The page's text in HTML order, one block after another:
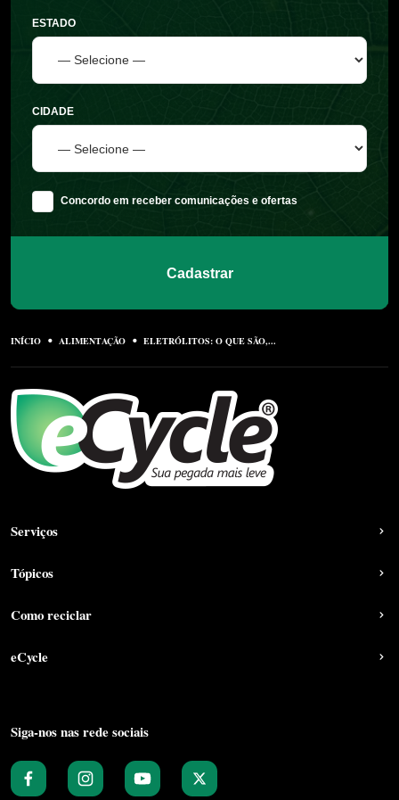
ESTADO
CIDADE
Concordo em receber comunicações e ofertas
Cadastrar
INÍCIO ALIMENTAÇÃO ELETRÓLITOS: O QUE SÃO,...
Serviços
Tópicos
Como reciclar
eCycle
Siga-nos nas rede sociais